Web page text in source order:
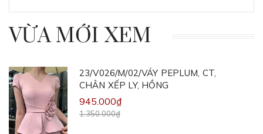
VỪA MỚI XEM
23/V026/M/02/VÁY PEPLUM, CT,
CHÂN XẾP LY, HỒNG
945.000₫
1.350.000₫